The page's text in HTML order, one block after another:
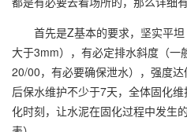
首先是Z基本的要求，坚实平坦
大于3mm），有必定排水斜度（
20/00，有必要确保泄水），强度
后保水维护不少于7天，全体固化
化时刻，让水泥在固化过程中发生